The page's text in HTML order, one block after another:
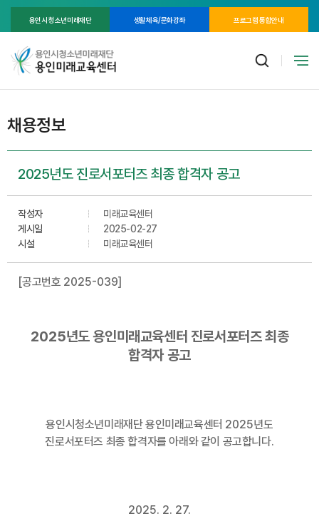
용인시 청소년미래재단 생활체육/문화강좌 프로그램 통합안내
채용정보
2025년도 진로서포터즈 최종 합격자 공고
작성자
미래교육센터
게시일
2025-02-27
시설
미래교육센터
[공고번호 2025-039]
2025년도 용인미래교육센터 진로서포터즈 최종
합격자 공고
용인시청소년미래재단 용인미래교육센터 2025년도
진로서포터즈 최종 합격자를 아래와 같이 공고합니다.
2025. 2. 27.